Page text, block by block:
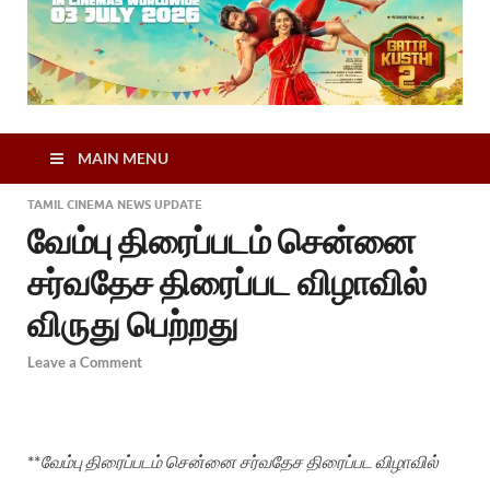
MAIN MENU
TAMIL CINEMA NEWS UPDATE
வேம்பு திரைப்படம் சென்னை
சர்வதேச திரைப்பட விழாவில்
விருது பெற்றது
Leave a Comment
**வேம்பு திரைப்படம் சென்னை சர்வதேச திரைப்பட விழாவில்